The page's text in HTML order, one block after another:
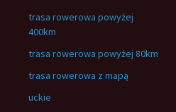
trasa rowerowa powyżej
400km
trasa rowerowa powyżej 80km
trasa rowerowa z mapą
uckie